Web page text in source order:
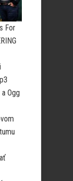
For
Ogg